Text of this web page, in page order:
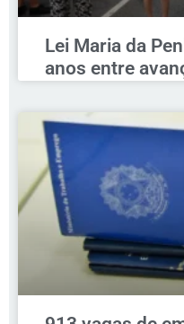
Lei Maria da
anos entre